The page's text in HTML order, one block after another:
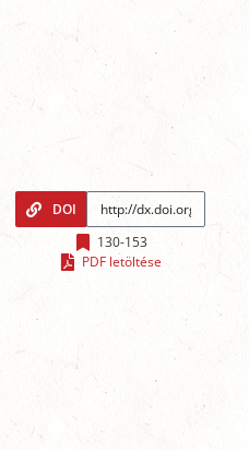
DOI
130-153
PDF letöltése